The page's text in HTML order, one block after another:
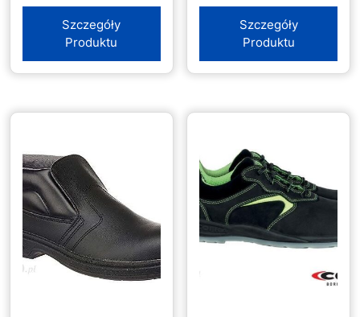
Szczegóły
Produktu
Szczegóły
Produktu